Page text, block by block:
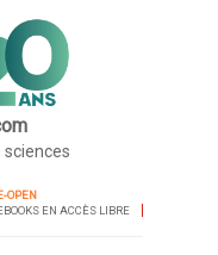
sciences
OPEN
EN ACCÈS LIBRE